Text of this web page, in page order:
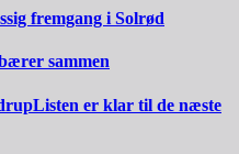
fremgang i Solrød
sammen
er klar til de næste